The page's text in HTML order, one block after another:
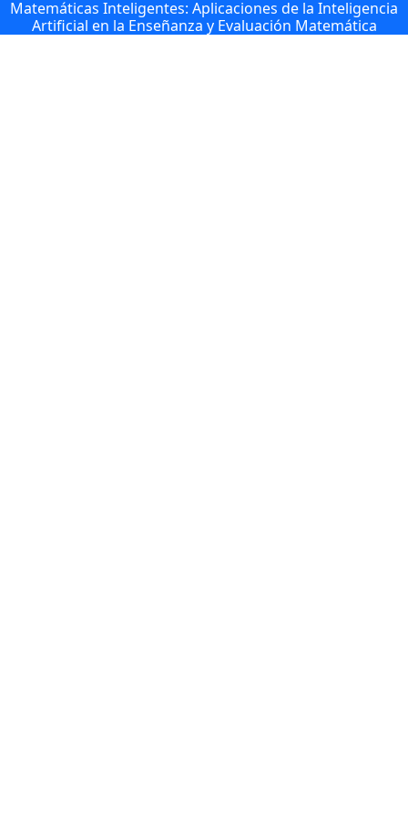
Matemáticas Inteligentes: Aplicaciones de la Inteligencia
Artificial en la Enseñanza y Evaluación Matemática